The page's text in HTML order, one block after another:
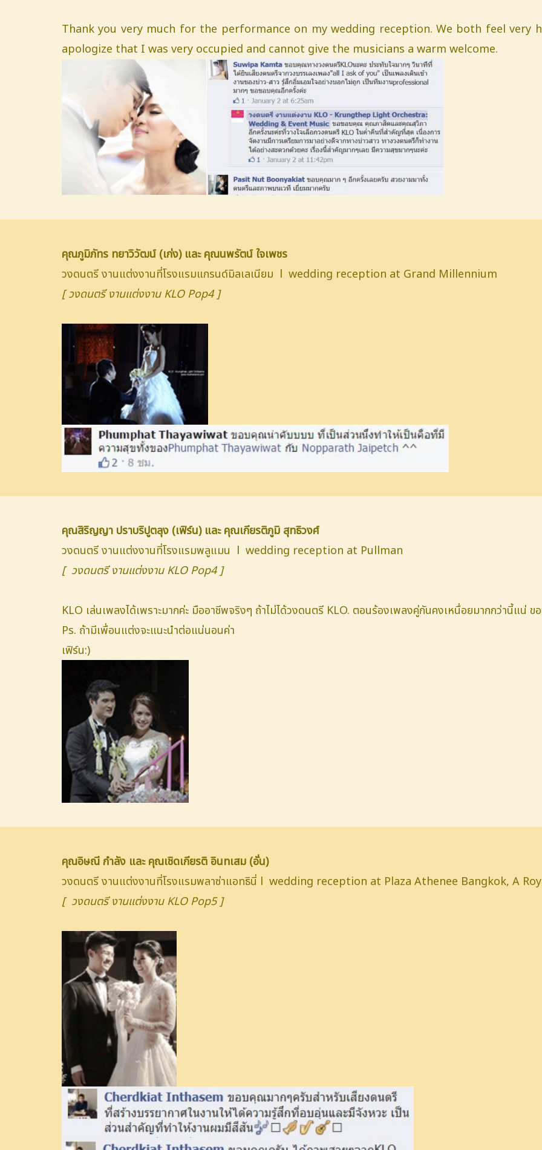
Thank you very much for the performance on my wedding reception. We both feel very
apologize that I was very occupied and cannot give the musicians a warm welcome.
คุณภูมิภัทร ทยาวิวัฒน์ (เก่ง) และ คุณนพรัตน์ ใจเพชร
วงดนตรี งานแต่งงานที่โรงแรมแกรนด์มิลเลเนียม l wedding reception at Grand Millennium
[ วงดนตรี งานแต่งงาน KLO Pop4 ]
คุณสิริญญา ปราบริปูตลุง (เฟิร์น) และ คุณเกียรติภูมิ สุทธิวงศ์
วงดนตรี งานแต่งงานที่โรงแรมพลูแมน l wedding reception at Pullman
[ วงดนตรี งานแต่งงาน KLO Pop4 ]
KLO เล่นเพลงได้เพราะมากค่ะ มืออาชีพจริงๆ ถ้าไม่ได้วงดนตรี KLO. ตอนร้องเพลงคู่กันคงเหนื่อยมากกว่านี้แน่ ข
Ps. ถ้ามีเพื่อนแต่งจะแนะนำต่อแน่นอนค่า
เฟิร์น:)
คุณอิษณี กำลัง และ คุณเชิดเกียรติ อินทเสม (อั่น)
วงดนตรี งานแต่งงานที่โรงแรมพลาซ่าแอทธินี่ l wedding reception at Plaza Athenee Bangkok, A
[ วงดนตรี งานแต่งงาน KLO Pop5 ]